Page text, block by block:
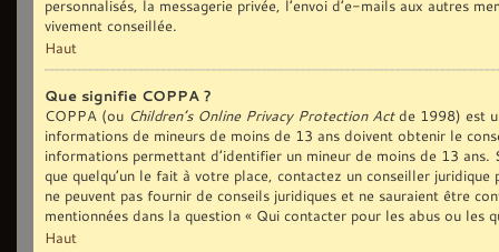
personnalisés, la messagerie privée, l’envoi d’e-mails aux autres
vivement conseillée.
Haut
Que signifie COPPA ?
COPPA (ou Children’s Online Privacy Protection Actde 1998) est
informations de mineurs de moins de 13 ans doivent obtenir le
informations permettant d’identifier un mineur de moins de 13 ans.
que quelqu’un le fait à votre place, contactez un conseiller
ne peuvent pas fournir de conseils juridiques et ne sauraient être
mentionnées dans la question « Qui contacter pour les abus ou les
Haut